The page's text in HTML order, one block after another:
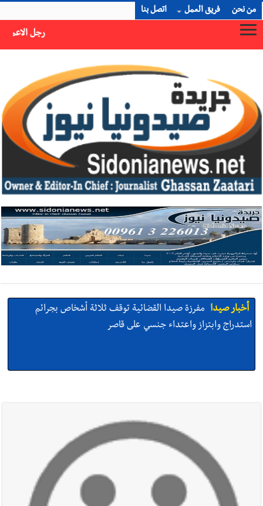
من نحن فريق العمل اتصل بنا
رجل الاعمال الاماراتي خلف الحبتور : 112 شهيداً شُيّعوا في ‫غزة‬ بعد أن بقوا تحت الأنقاض منذ عام 2023: أيُعقل أن يبقى الشعب الفلسطيني يعيش كل هذا الألم؟ وإلى متى تستمر هذه المعاناة التي تمزق القلوب والضمائر؟
أخبار صيدا مفرزة صيدا القضائية توقف ثلاثة أشخاص بجرائم
استدراج وابتزاز واعتداء جنسي على قاصر
أخبار صيدا
المهندس محمد دندشلي : صيدا 2027 : فلنجعلها قصة
يرويها لبنان تؤسس للمستقبل لا سنة نحتفل بها ثم نطويها